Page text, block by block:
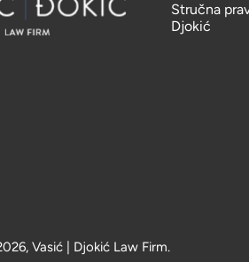
Stručna
Djokić
Vasić | Djokić Law Firm.